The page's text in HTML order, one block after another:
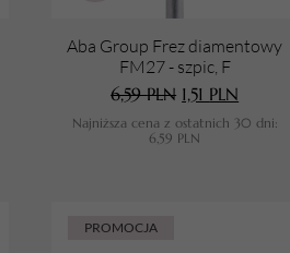
Lampy do paznokci
Lampy na biurko
Aba Group Frez diamentowy
FM27 - szpic, F
6,59PLN 1,51 PLN
Najniższa cena z ostatnich 30 dni:
6,59 PLN
PROMOCJA